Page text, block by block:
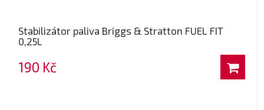
Stabilizátor paliva Briggs & Stratton FUEL FIT
0,25L
190 Kč